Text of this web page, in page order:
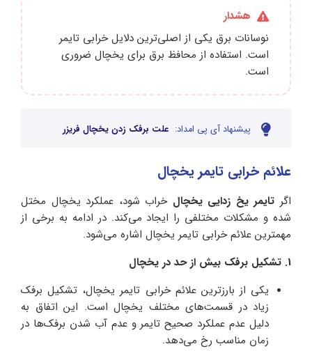
هشدار
نوسانات برق یکی از اصلی‌ترین دلایل خرابی تایمر
است. استفاده از محافظ برق برای یخچال ضروری
است.
پیشنهاد آی پی امداد: علت برفک زدن یخچال فریزر
علائم خرابی تایمر یخچال
اگر تایمر یخ زدایی یخچال خراب شود، عملکرد یخچال مختل
شده و مشکلات مختلفی را ایجاد می‌کند. در ادامه به برخی از
مهمترین علائم خرابی تایمر یخچال اشاره می‌شود.
1. تشکیل برفک بیش از حد در یخچال
یکی از بارزترین علائم خرابی تایمر یخچال، تشکیل برفک
زیاد در قسمت‌های مختلف یخچال است. این اتفاق به
دلیل عدم عملکرد صحیح تایمر و عدم آب شدن برفک‌ها در
زمان مناسب رخ می‌دهد.